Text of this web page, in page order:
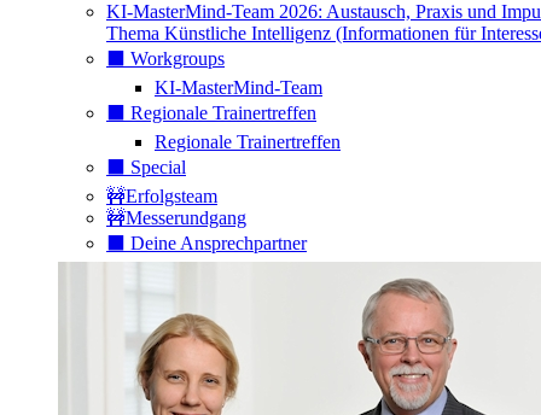
KI-MasterMind-Team 2026: Austausch, Praxis und
Thema Künstliche Intelligenz (Informationen für
⬛️ Workgroups
KI-MasterMind-Team
⬛️ Regionale Trainertreffen
Regionale Trainertreffen
⬛️ Special
🚧Erfolgsteam
🚧Messerundgang
⬛️ Deine Ansprechpartner